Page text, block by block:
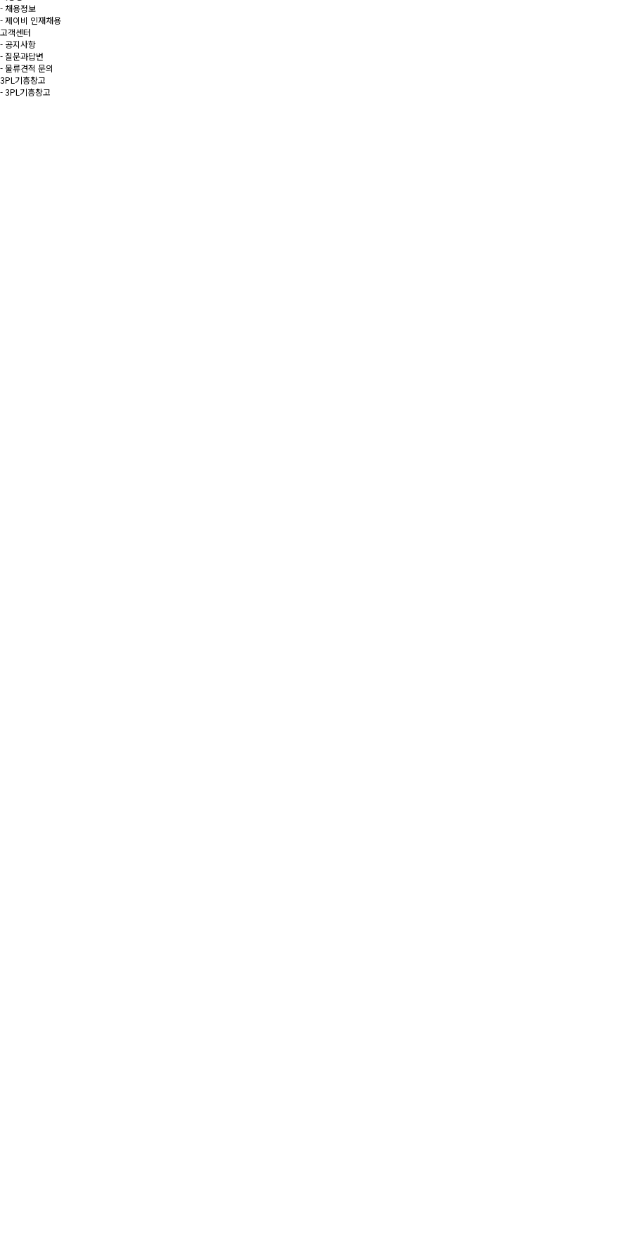
- 채용정보
- 제이비 인재채용
고객센터
- 공지사항
- 질문과답변
- 물류견적 문의
3PL기흥창고
- 3PL기흥창고